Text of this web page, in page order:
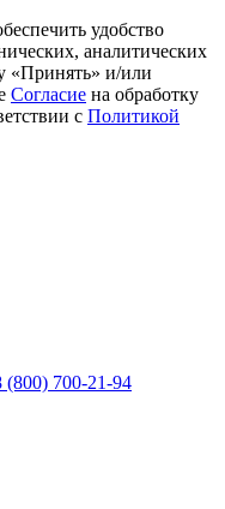
удобство
аналитических
«Принять» и/или
Согласие на обработку
с Политикой
(800) 700-21-94